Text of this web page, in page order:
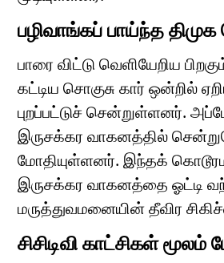
பழிவாங்கப் பாய்ந்த
பாரை விட்டு வெளியேறிய
கட்டிய சொகுசு கார் ஒன்றில்
புறப்பட்டுச் சென்றுள்ளனர்.
இருசக்கர வாகனத்தில்
மோதியுள்ளனர். இந்தக்
இருசக்கர வாகனத்தை ஓட்டி
மருத்துவமனையின் தீவிர
சிசிடிவி காட்சிகள்